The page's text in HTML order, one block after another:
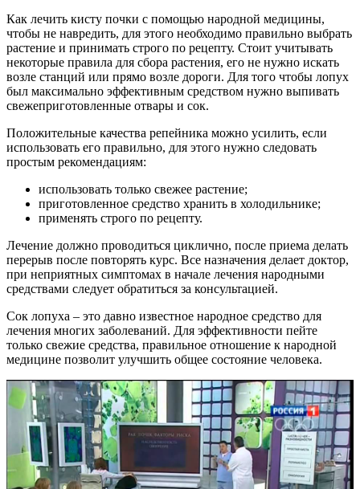
Как лечить кисту почки с помощью народной медицины,
чтобы не навредить, для этого необходимо правильно выбрать
растение и принимать строго по рецепту. Стоит учитывать
некоторые правила для сбора растения, его не нужно искать
возле станций или прямо возле дороги. Для того чтобы лопух
был максимально эффективным средством нужно выпивать
свежеприготовленные отвары и сок.
Положительные качества репейника можно усилить, если
использовать его правильно, для этого нужно следовать
простым рекомендациям:
использовать только свежее растение;
приготовленное средство хранить в холодильнике;
применять строго по рецепту.
Лечение должно проводиться циклично, после приема делать
перерыв после повторять курс. Все назначения делает доктор,
при неприятных симптомах в начале лечения народными
средствами следует обратиться за консультацией.
Сок лопуха – это давно известное народное средство для
лечения многих заболеваний. Для эффективности пейте
только свежие средства, правильное отношение к народной
медицине позволит улучшить общее состояние человека.